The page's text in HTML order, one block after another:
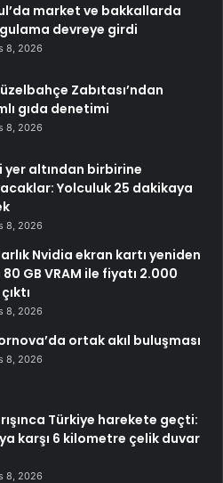
market ve bakkallarda
devreye girdi
8, 2026
Zabıtası’ndan
gıda denetimi
8, 2026
yer altından birbirine
Yolculuk 25 dakikaya
8, 2026
Nvidia ekran kartı yeniden
GB VRAM ile fiyatı 2.000
8, 2026
ortak akıl buluşması
8, 2026
Türkiye harekete geçti:
karşı 6 kilometre çelik duvar
8, 2026